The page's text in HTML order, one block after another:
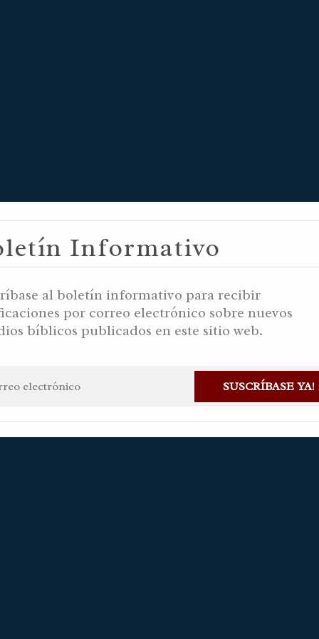
7, 5999
7, 5786 AM
21, 2026 DC
SUSCRÍBASE YA!
Informativo
al boletín informativo para recibir
por correo electrónico sobre nuevos
bíblicos publicados en este sitio web.